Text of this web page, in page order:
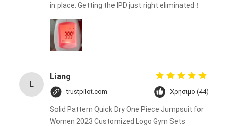
in place. Getting the IPD just right eliminated！
L
Liang
trustpilot.com Χρήσιμο (44)
Solid Pattern Quick Dry One Piece Jumpsuit for
Women 2023 Customized Logo Gym Sets